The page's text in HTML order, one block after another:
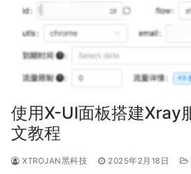
使用X-UI面板搭建Xray
文教程
XTROJAN黑科技 2025年2月18日